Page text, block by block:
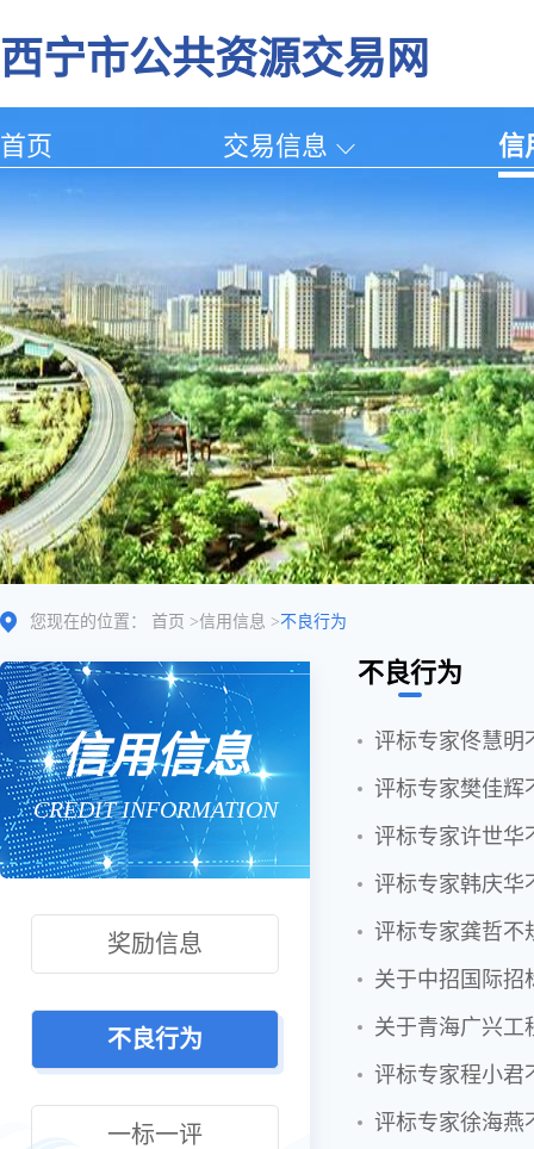
西宁市公共资源交易网
首页 交易信息 信
您现在的位置： 首页 >信用信息 >不良行为
信用信息
CREDIT INFORMATION
奖励信息
不良行为
一标一评
不良行为
评标专家佟慧明
评标专家樊佳辉
评标专家许世华
评标专家韩庆华
评标专家龚哲不
关于中招国际招
关于青海广兴工
评标专家程小君
评标专家徐海燕